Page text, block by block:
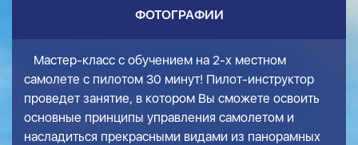
ФОТОГРАФИИ
Мастер-класс с обучением на 2-х местном
самолете с пилотом 30 минут! Пилот-инструктор
проведет занятие, в котором Вы сможете освоить
основные принципы управления самолетом и
насладиться прекрасными видами из панорамных